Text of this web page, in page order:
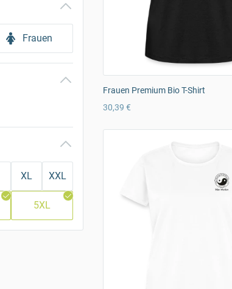
Frauen
XL XXL
5XL
Frauen Premium Bio T-Shirt
30,39 €